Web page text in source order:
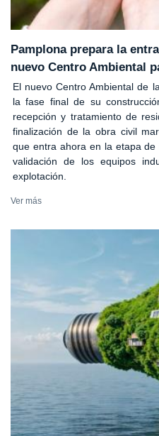
Pamplona prepara la
nuevo Centro Ambiental
El nuevo Centro Ambiental de
la fase final de su
recepción y tratamiento de
finalización de la obra civil
que entra ahora en la etapa
validación de los equipos
explotación.
Ver más